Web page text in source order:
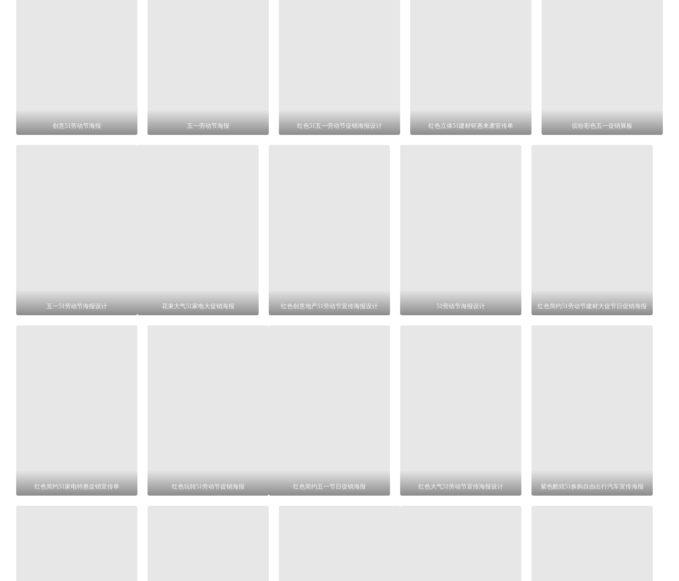
创意51劳动节海报 五一劳动节海报 红色51五一劳动节促销海报设计 红色立体51建材钜惠来袭宣传单 缤纷彩色五一促销展板
五一51劳动节海报设计 花束大气51家电大促销海报 红色创意地产51劳动节宣传海报设计 51劳动节海报设计 红色简约51劳动节建材大促节日促销海报
红色简约51家电特惠促销宣传单 红色玩转51劳动节促销海报 红色简约五一节日促销海报 红色大气51劳动节宣传海报设计 紫色酷炫51换购自由出行汽车宣传海报